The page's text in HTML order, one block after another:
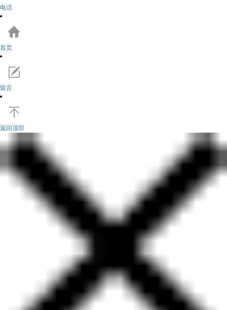
电话
首页
留言
返回顶部